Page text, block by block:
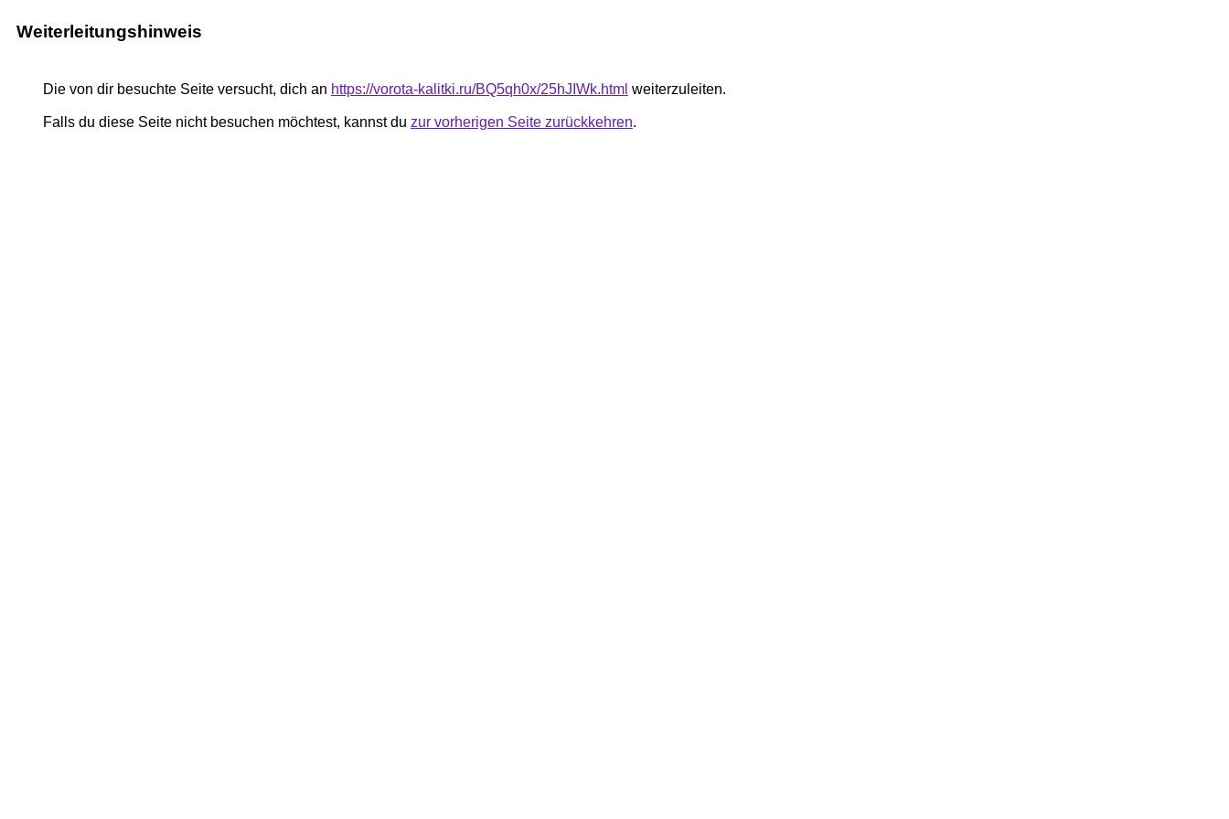
Weiterleitungshinweis
Die von dir besuchte Seite versucht, dich an https://vorota-kalitki.ru/BQ5qh0x/25hJIWk.html weiterzuleiten.
Falls du diese Seite nicht besuchen möchtest, kannst du zur vorherigen Seite zurückkehren.